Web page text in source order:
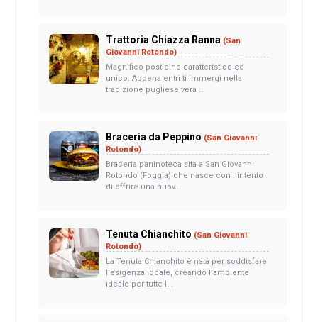
Trattoria Chiazza Ranna (San
Giovanni Rotondo)
Magnifico posticino caratteristico ed
unico. Appena entri ti immergi nella
tradizione pugliese vera ...
Braceria da Peppino (San Giovanni
Rotondo)
Braceria paninoteca sita a San Giovanni
Rotondo (Foggia) che nasce con l'intento
di offrire una nuov...
Tenuta Chianchito (San Giovanni
Rotondo)
La Tenuta Chianchito è nata per soddisfare
l'esigenza locale, creando l'ambiente
ideale per tutte l...